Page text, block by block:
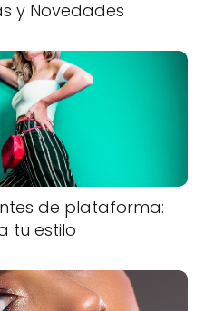
y Novedades
de plataforma:
tu estilo